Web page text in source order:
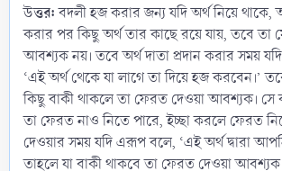
উত্তর:বদলী হজ করার জন্য যদি অর্থ নিয়ে
করার পর কিছু অর্থ তার কাছে রয়ে যায়, তবে তা
আবশ্যক নয়। তবে অর্থ দাতা প্রদান করার সময়
‘এই অর্থ থেকে যা লাগে তা দিয়ে হজ করবেন।’
কিছু বাকী থাকলে তা ফেরত দেওয়া আবশ্যক। সে
তা ফেরত নাও নিতে পারে, ইচ্ছা করলে ফেরত
দেওয়ার সময় যদি এরূপ বলে, ‘এই অর্থ দ্বারা
তাহলে যা বাকী থাকবে তা ফেরত দেওয়া